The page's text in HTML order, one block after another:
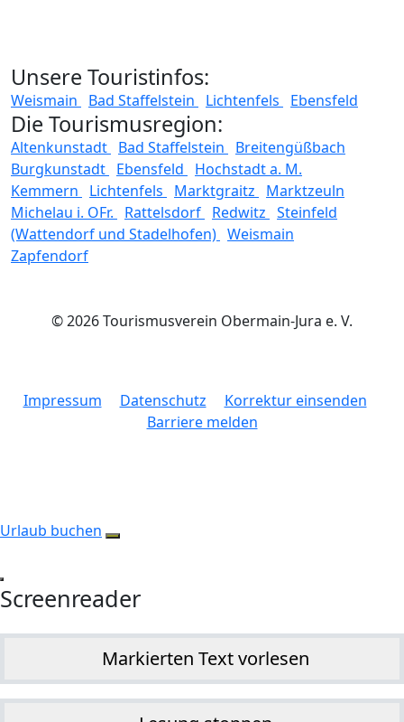
Unsere Touristinfos:
Weismain Bad Staffelstein Lichtenfels Ebensfeld
Die Tourismusregion:
Altenkunstadt Bad Staffelstein
Breitengüßbach
Burgkunstadt Ebensfeld
Hochstadt a. M.
Kemmern
Lichtenfels Marktgraitz
Marktzeuln
Michelau i. OFr.
Rattelsdorf Redwitz Steinfeld
(Wattendorf und Stadelhofen) Weismain
Zapfendorf
© 2026 Tourismusverein Obermain-Jura e. V.
Impressum Datenschutz
Korrektur einsenden
Barriere melden
Urlaub buchen
Screenreader
Markierten Text vorlesen